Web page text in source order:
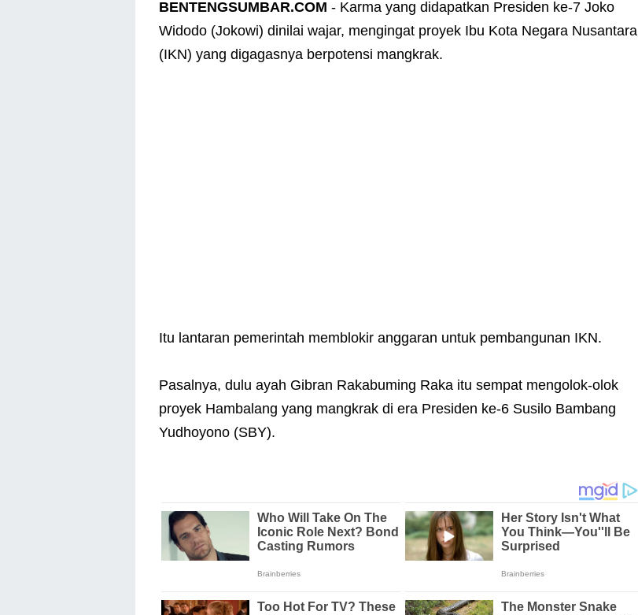
BENTENGSUMBAR.COM - Karma yang didapatkan Presiden ke-7 Joko
Widodo (Jokowi) dinilai wajar, mengingat proyek Ibu Kota Negara Nusantara
(IKN) yang digagasnya berpotensi mangkrak.
Itu lantaran pemerintah memblokir anggaran untuk pembangunan IKN.
Pasalnya, dulu ayah Gibran Rakabuming Raka itu sempat mengolok-olok
proyek Hambalang yang mangkrak di era Presiden ke-6 Susilo Bambang
Yudhoyono (SBY).